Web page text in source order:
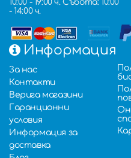
10:00 - 19:00 ч. Събота: 10:00
- 14:00 ч.
Информация
За нас
Контакти
Верига магазини
Гаранционни
условия
Информация за
доставка